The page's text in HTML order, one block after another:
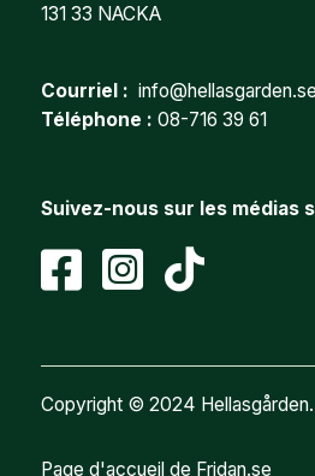
131 33 NACKA
Courriel : info@hellasgarden.se
Téléphone : 08-716 39 61
Suivez-nous sur les médias
Copyright © 2024
Page d'accueil de Fridan.se